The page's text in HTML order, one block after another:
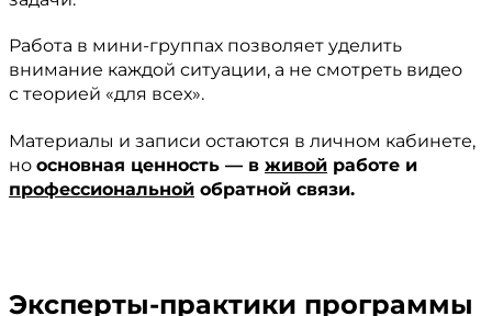
Работа в мини-группах позволяет уделить
внимание каждой ситуации, а не смотреть видео
с теорией «для всех».
Материалы и записи остаются в личном кабинете,
но основная ценность — в живой работе и
профессиональной обратной связи.
Эксперты-практики программы